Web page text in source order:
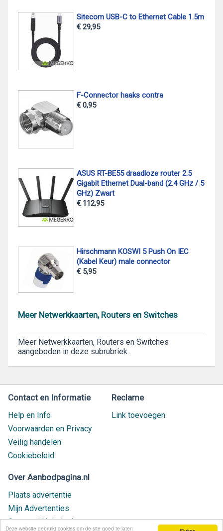
Deze website gebruikt cookies om de site goed te laten
Sitecom USB-C to Ethernet Cable 1.5m
€ 29,95
F-Connector haaks contra
€ 0,95
ASUS RT-BE55 draadloze router 2.5
Gigabit Ethernet Dual-band (2.4 GHz / 5
GHz) Zwart
€ 112,95
Hirschmann KOSWI 5 Push On IEC
(Kabel Keur) male connector
€ 5,95
Meer Netwerkkaarten, Routers en Switches
Meer Netwerkkaarten, Routers en Switches
aangeboden in deze subrubriek.
Contact en Informatie
Help en Info
Voorwaarden en Privacy
Veilig handelen
Cookiebeleid
Reclame
Link toevoegen
Over Aanbodpagina.nl
Plaats advertentie
Mijn Advertenties
Contact / Helpdesk